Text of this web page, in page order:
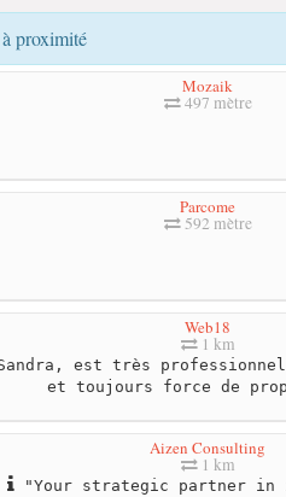
proximité
Mozaik
497 mètre
Parcome
592 mètre
Web18
1 km
est très
et toujours force de
Aizen Consulting
1 km
"Your strategic partner in